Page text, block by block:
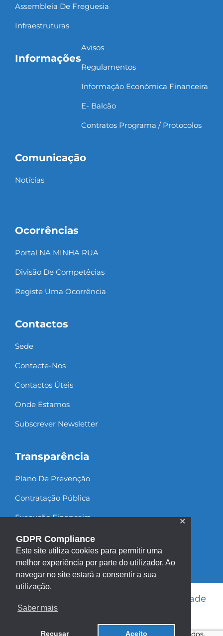
GDPR Compliance
Este site utiliza cookies para permitir uma
melhor experiência por parte do utilizador. Ao
navegar no site estará a consentir a sua
utilização.
Saber mais
Recusar Aceito
✕
Assembleia De Freguesia
Infraestruturas
Informações
Avisos
Regulamentos
Informação Económica Financeira
E- Balcão
Contratos Programa / Protocolos
Comunicação
Notícias
Ocorrências
Portal NA MINHA RUA
Divisão De Competêcias
Registe Uma Ocorrência
Contactos
Sede
Contacte-Nos
Contactos Úteis
Onde Estamos
Subscrever Newsletter
Transparência
Plano De Prevenção
Contratação Pública
Execução Financeira
Recursos Humanos
Política de Privacidade
|Política de Cookies
Copyright ©2013 - 2026 | Todos os direitos reservados.